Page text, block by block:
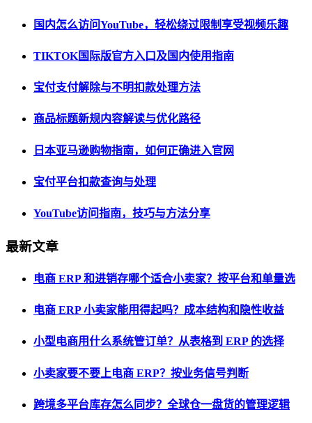
国内怎么访问YouTube，轻松绕过限制享受视频乐趣
TIKTOK国际版官方入口及国内使用指南
宝付支付解除与不明扣款处理方法
商品标题新规内容解读与优化路径
日本亚马逊购物指南，如何正确进入官网
宝付平台扣款查询与处理
YouTube访问指南，技巧与方法分享
最新文章
电商 ERP 和进销存哪个适合小卖家？按平台和单量选
电商 ERP 小卖家能用得起吗？成本结构和隐性收益
小型电商用什么系统管订单？从表格到 ERP 的选择
小卖家要不要上电商 ERP？按业务信号判断
跨境多平台库存怎么同步？全球仓一盘货的管理逻辑